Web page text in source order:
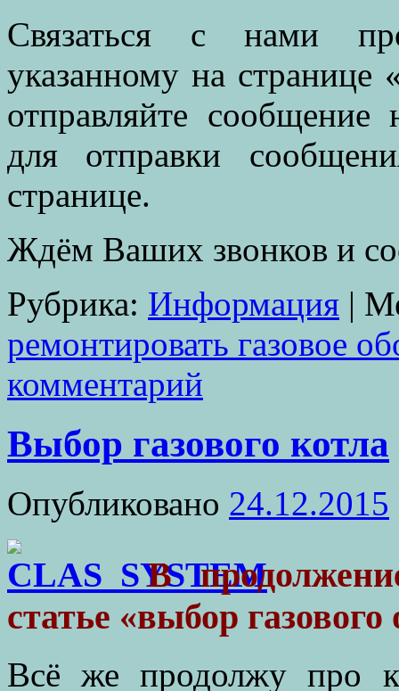
Связаться с нами
указанному на странице
отправляйте
для отправки
странице.
Ждём Ваших звонков и
Рубрика: Информация |
ремонтировать газовое
комментарий
Выбор газового котла
Опубликовано 24.12.2015
В
статье «выбор
Всё же продолжу про